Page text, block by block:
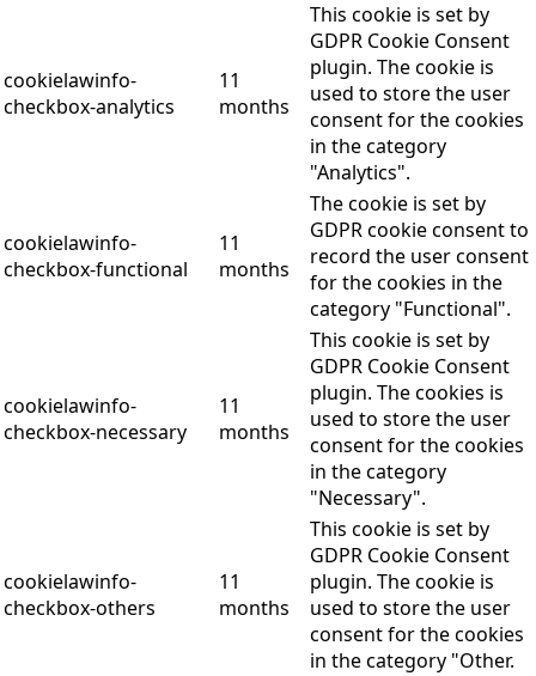
cookielawinfo-
checkbox-analytics
11
months
This cookie is set by
GDPR Cookie Consent
plugin. The cookie is
used to store the user
consent for the cookies
in the category
"Analytics".
cookielawinfo-
checkbox-functional
11
months
The cookie is set by
GDPR cookie consent to
record the user consent
for the cookies in the
category "Functional".
cookielawinfo-
checkbox-necessary
11
months
This cookie is set by
GDPR Cookie Consent
plugin. The cookies is
used to store the user
consent for the cookies
in the category
"Necessary".
cookielawinfo-
checkbox-others
11
months
This cookie is set by
GDPR Cookie Consent
plugin. The cookie is
used to store the user
consent for the cookies
in the category "Other.